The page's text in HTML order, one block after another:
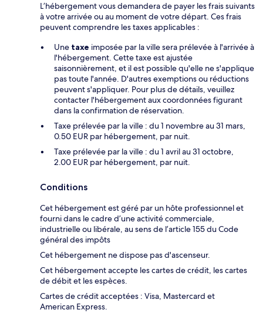
L’hébergement vous demandera de payer les frais suivants
à votre arrivée ou au moment de votre départ. Ces frais
peuvent comprendre les taxes applicables :
Une taxe imposée par la ville sera prélevée à l'arrivée à
l'hébergement. Cette taxe est ajustée
saisonnièrement, et il est possible qu'elle ne s'applique
pas toute l'année. D'autres exemptions ou réductions
peuvent s'appliquer. Pour plus de détails, veuillez
contacter l'hébergement aux coordonnées figurant
dans la confirmation de réservation.
Taxe prélevée par la ville : du 1 novembre au 31 mars,
0.50 EUR par hébergement, par nuit.
Taxe prélevée par la ville : du 1 avril au 31 octobre,
2.00 EUR par hébergement, par nuit.
Conditions
Cet hébergement est géré par un hôte professionnel et
fourni dans le cadre d’une activité commerciale,
industrielle ou libérale, au sens de l’article 155 du Code
général des impôts
Cet hébergement ne dispose pas d'ascenseur.
Cet hébergement accepte les cartes de crédit, les cartes
de débit et les espèces.
Cartes de crédit acceptées : Visa, Mastercard et
American Express.